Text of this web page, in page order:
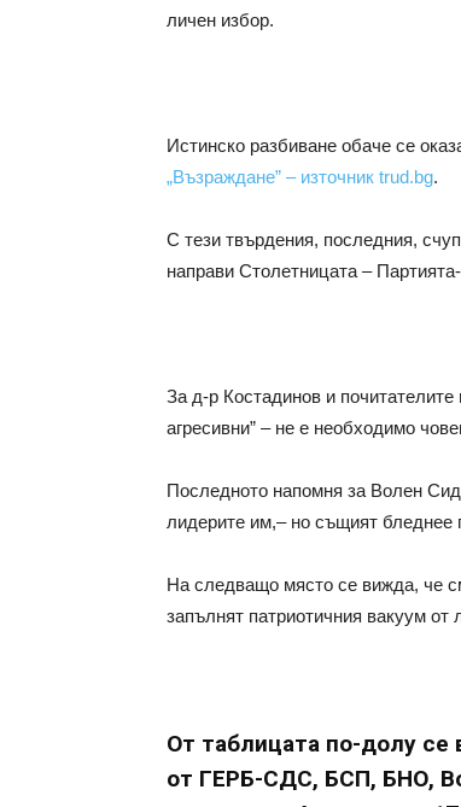
личен избор.
Истинско разбиване обаче се
„Възраждане” – източник trud.bg.
С тези твърдения, последния,
направи Столетницата –
За д-р Костадинов и
агресивни” – не е необходимо
Последното напомня за Волен
лидерите им,– но същият бледнее
На следващо място се вижда, че
запълнят патриотичния вакуум
От таблицата по-долу
от ГЕРБ-СДС, БСП, БНО,